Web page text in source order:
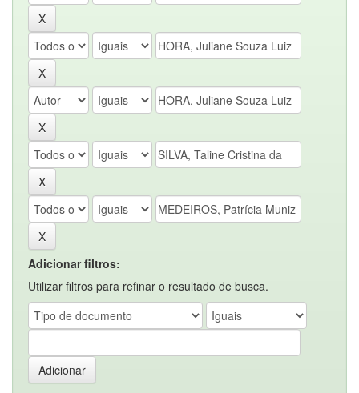
Adicionar filtros:
Utilizar filtros para refinar o resultado de busca.